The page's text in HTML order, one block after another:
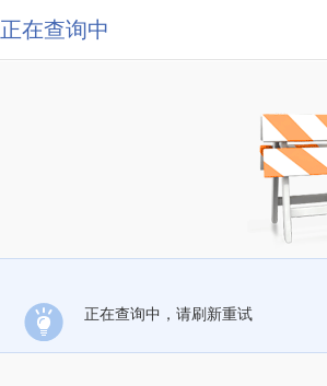
正在查询中
正在查询中，请刷新重试